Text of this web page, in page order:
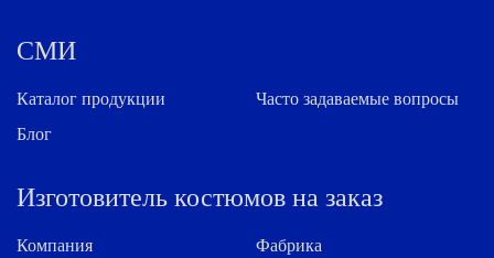
СМИ
Каталог продукции
Часто задаваемые вопросы
Блог
Изготовитель костюмов на заказ
Компания
Фабрика